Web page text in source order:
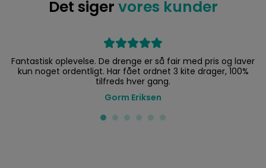
Det siger vores kunder
Fantastisk oplevelse. De drenge er så fair med pris og laver
kun noget ordentligt. Har fået ordnet 3 kite drager, 100%
tilfreds hver gang.
Gorm Eriksen